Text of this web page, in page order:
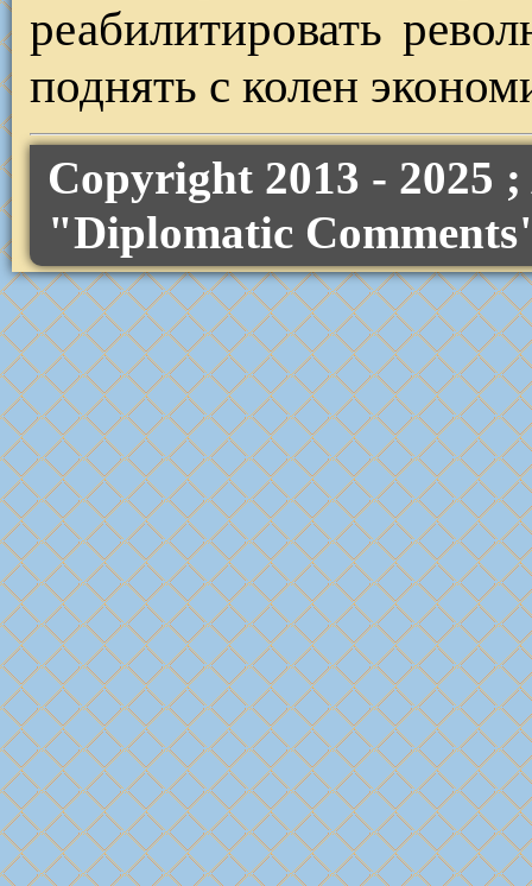
реабилитировать
поднять с колен
Copyright 2013 - 2025
"Diplomatic